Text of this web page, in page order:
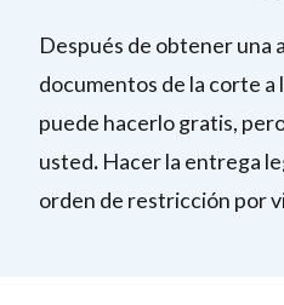
Después de obtener una
documentos de la corte a
puede hacerlo gratis,
usted. Hacer la entrega
orden de restricción por